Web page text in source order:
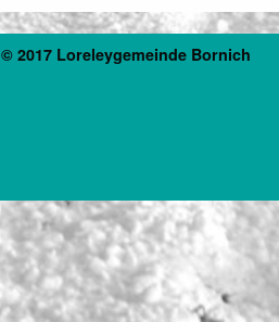
© 2017 Loreleygemeinde Bornich